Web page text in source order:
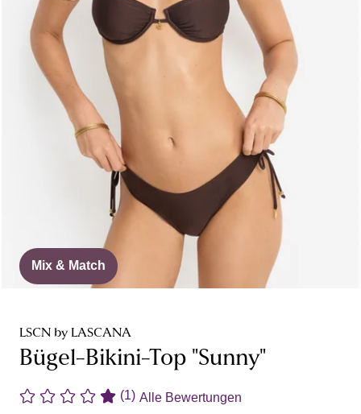
Mix & Match
LSCN by LASCANA
Bügel-Bikini-Top "Sunny"
(1) Alle Bewertungen